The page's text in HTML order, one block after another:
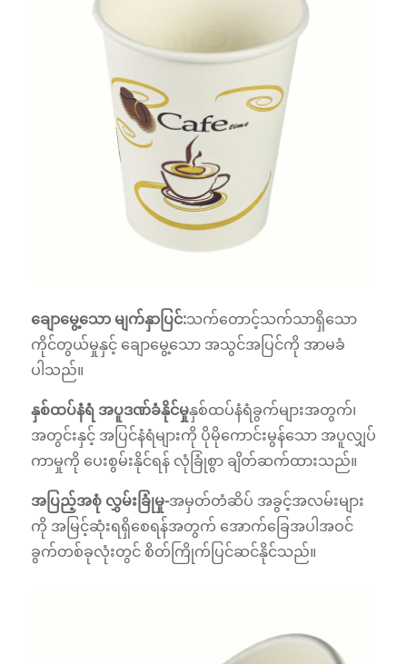
ချောမွေ့သော မျက်နှာပြင်:သက်တောင့်သက်သာရှိသော
ကိုင်တွယ်မှုနှင့် ချောမွေ့သော အသွင်အပြင်ကို အာမခံ
ပါသည်။
နှစ်ထပ်နံရံ အပူဒဏ်ခံနိုင်မှုနှစ်ထပ်နံရံခွက်များအတွက်၊
အတွင်းနှင့် အပြင်နံရံများကို ပိုမိုကောင်းမွန်သော အပူလျှပ်
ကာမှုကို ပေးစွမ်းနိုင်ရန် လုံခြုံစွာ ချိတ်ဆက်ထားသည်။
အပြည့်အစုံ လွှမ်းခြုံမှု-အမှတ်တံဆိပ် အခွင့်အလမ်းများ
ကို အမြင့်ဆုံးရရှိစေရန်အတွက် အောက်ခြေအပါအဝင်
ခွက်တစ်ခုလုံးတွင် စိတ်ကြိုက်ပြင်ဆင်နိုင်သည်။